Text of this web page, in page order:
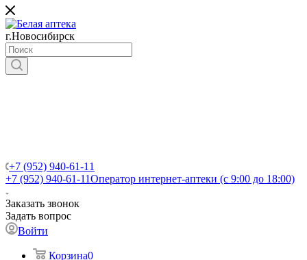
г.Новосибирск
+7 (952) 940-61-11
+7 (952) 940-61-11Оператор интернет-аптеки (с 9:00 до 18:00)
Заказать звонок
Задать вопрос
Войти
Корзина0